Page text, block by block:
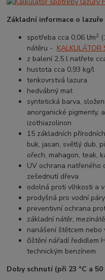
Základní informace o lazuře
spotřeba cca 0,06 l/m2
nátěru - KALKULÁTOR
z balení 2,5 l natřete
hustota cca 0,93 kg/l
tenkovrstvá lazura
hedvábný mat
syntetická barva,
anorganické pigmenty,
izothiazolinon
15 základních
buk, jasan, světlý dub,
ořech, mahagon, teak,
UV ochrana natřeného
zešednutí dřeva
odolná proti vlhkosti a
prodyšná pro vodní
preventivní ochrana
základní nátěr,
nanášení štětcem nebo
čištění nářadí ředidlem
technickým benzínem
Doby schnutí (při 23 °C a